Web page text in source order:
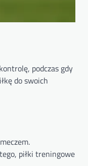
podczas gdy
do swoich
piłki treningowe